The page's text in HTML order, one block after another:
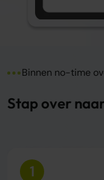
Binnen no-time
Stap over
1